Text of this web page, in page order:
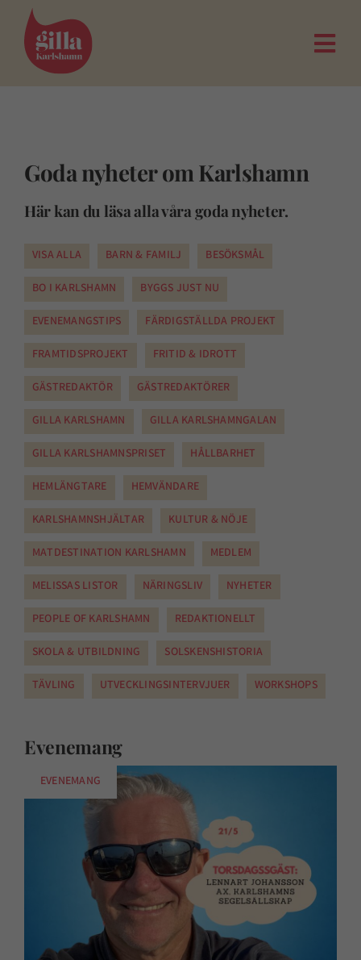
Fortsätt
innehållet
Goda nyheter om Karlshamn
Här kan du läsa alla våra goda nyheter.
VISA ALLA BARN & FAMILJ BESÖKSMÅL
BO I KARLSHAMN BYGGS JUST NU
EVENEMANGSTIPS FÄRDIGSTÄLLDA PROJEKT
FRAMTIDSPROJEKT FRITID & IDROTT
GÄSTREDAKTÖR GÄSTREDAKTÖRER
GILLA KARLSHAMN GILLA KARLSHAMNGALAN
GILLA KARLSHAMNSPRISET HÅLLBARHET
HEMLÄNGTARE HEMVÄNDARE
KARLSHAMNSHJÄLTAR KULTUR & NÖJE
MATDESTINATION KARLSHAMN MEDLEM
MELISSAS LISTOR NÄRINGSLIV NYHETER
PEOPLE OF KARLSHAMN REDAKTIONELLT
SKOLA & UTBILDNING SOLSKENSHISTORIA
TÄVLING UTVECKLINGSINTERVJUER WORKSHOPS
Evenemang
EVENEMANG